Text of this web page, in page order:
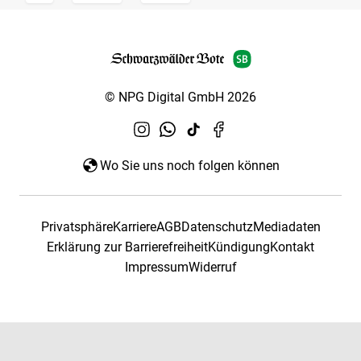
© NPG Digital GmbH 2026
Wo Sie uns noch folgen können
PrivatsphäreKarriereAGBDatenschutzMediadaten
Erklärung zur BarrierefreiheitKündigungKontakt
ImpressumWiderruf